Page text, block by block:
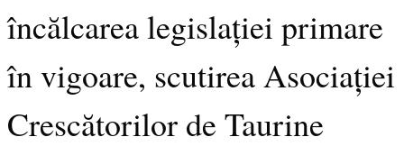
încălcarea legislației primare
în vigoare, scutirea Asociației
Crescătorilor de Taurine